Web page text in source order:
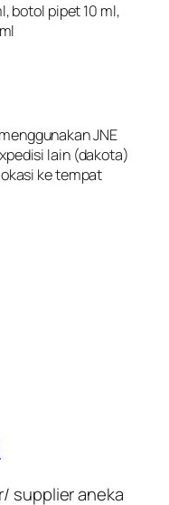
botol pipet 10 ml,
menggunakan JNE
lain (dakota)
ke tempat
supplier aneka